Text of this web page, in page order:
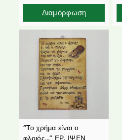
Διαμόρφωση
“Το χρήμα είναι ο
φλοιός…” ΕΡ. ΙΨΕΝ